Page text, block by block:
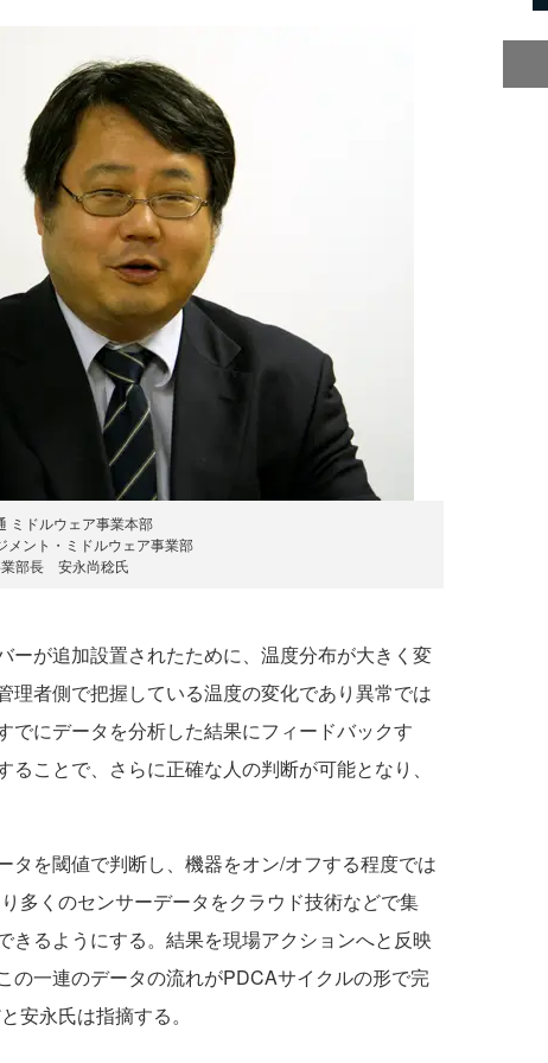
ミドルウェア事業本部
メント・ミドルウェア事業部
部長 安永尚稔氏
が追加設置されたために、温度分布が大きく変
理者側で把握している温度の変化であり異常では
でにデータを分析した結果にフィードバックす
ことで、さらに正確な人の判断が可能となり、
を閾値で判断し、機器をオン/オフする程度では
多くのセンサーデータをクラウド技術などで集
きるようにする。結果を現場アクションへと反映
の一連のデータの流れがPDCAサイクルの形で完
安永氏は指摘する。